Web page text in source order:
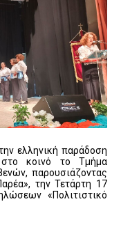
ελληνική παράδοση
κοινό το Τμήμα
παρουσιάζοντας
την Τετάρτη 17
«Πολιτιστικό